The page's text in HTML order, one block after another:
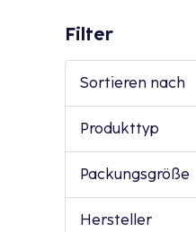
Filter
Sortieren nach
Produkttyp
Packungsgröße
Hersteller